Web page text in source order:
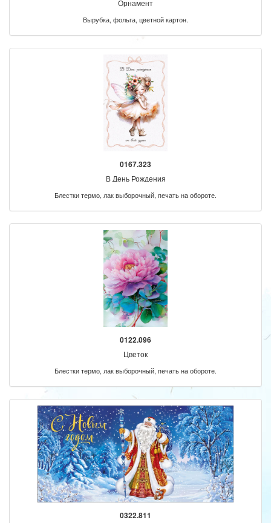
Орнамент
Вырубка, фольга, цветной картон.
0167.323
В День Рождения
Блестки термо, лак выборочный, печать на обороте.
0122.096
Цветок
Блестки термо, лак выборочный, печать на обороте.
0322.811